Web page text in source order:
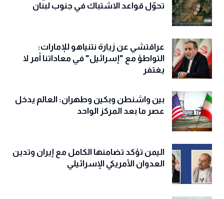
تحوّل قواعد الاشتباك في جنوب لبنان
عراقتشي عن زيارة نتنياهو للإمارات:
التواطؤ مع "إسرائيل" في معاداتنا أمر لا
يغتفر
بين واشنطن وبكين وطهران: العالم يدخل
عصر ما بعد المركز الواحد
اليمن تؤكد تضامنها الكامل مع إيران وتدين
العدوان الأمريكي الإسرائيلي